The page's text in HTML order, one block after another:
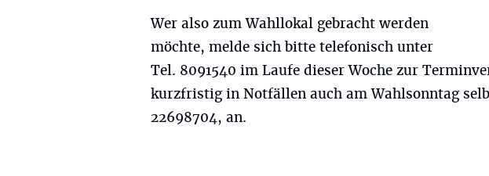
Wer also zum Wahllokal gebracht werden
möchte, melde sich bitte telefonisch unter
Tel. 8091540 im Laufe dieser Woche zur
kurzfristig in Notfällen auch am Wahlsonntag
22698704, an.